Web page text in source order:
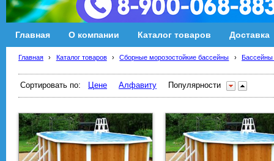
Главная О компании Каталог товаров Доставка
Главная › Каталог товаров › Сборные морозостойкие бассейны › Бассейны
Сортировать по: Цене Алфавиту Популярности